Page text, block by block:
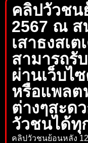
คลิปวัวชน
2567 ณ
เสาธงสเ
สามารถรั
ผ่านเว็บไ
หรือแพลต
ต่างๆสะด
วัวชนได้ทุ
คลิปวัวชนย้อนหลัง